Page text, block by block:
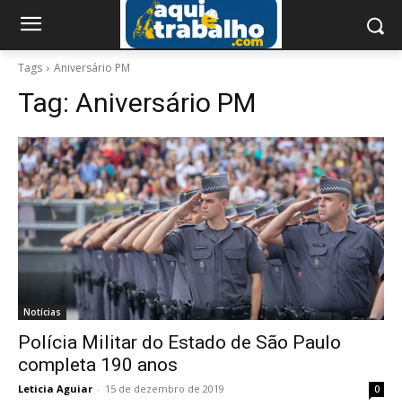
Tags Aniversário PM
Tag: Aniversário PM
Notícias
Polícia Militar do Estado de São Paulo
completa 190 anos
Leticia Aguiar - 15 de dezembro de 2019 0